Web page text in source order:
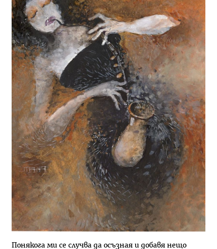
Понякога ми се случва да осъзная и добавя нещо